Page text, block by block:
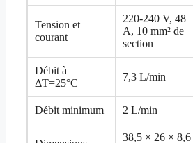
Tension et
courant
220-240 V, 48
A, 10 mm² de
section
Débit à
ΔT=25°C
7,3 L/min
Débit minimum 2 L/min
38,5 × 26 × 8,6